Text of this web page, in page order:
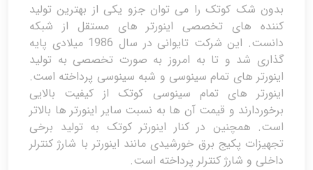
بدون شک کوتک را می توان جزو یکی از بهترین تولید
کننده های تخصصی اینورتر های مستقل از شبکه
دانست. این شرکت تایوانی در سال 1986 میلادی پایه
گذاری شد و تا به امروز به صورت تخصصی به تولید
اینورتر های تمام سینوسی و شبه سینوسی پرداخته است.
اینورتر های تمام سینوسی کوتک از کیفیت بالایی
برخوردارند و قیمت آن ها به نسبت سایر اینورتر ها بالاتر
است. همچنین در کنار اینورتر کوتک به تولید برخی
تجهیزات پکیج برق خورشیدی مانند اینورتر با شارژ کنترلر
داخلی و شارژ کنترلر پرداخته است.